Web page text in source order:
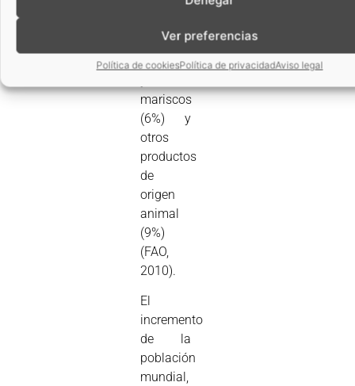
Ver preferencias
Política de cookiesPolítica de privacidadAviso legal
(10%),
pescados
mariscos
(6%) y
otros
productos
de
origen
animal
(9%)
(FAO,
2010).
El
incremento
de la
población
mundial,